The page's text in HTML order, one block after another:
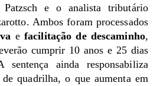
Patzsch e o analista tributário
Ambos foram processados
efacilitação de descaminho,
cumprir 10 anos e 25 dias
sentença ainda responsabiliza
quadrilha, o que aumenta em